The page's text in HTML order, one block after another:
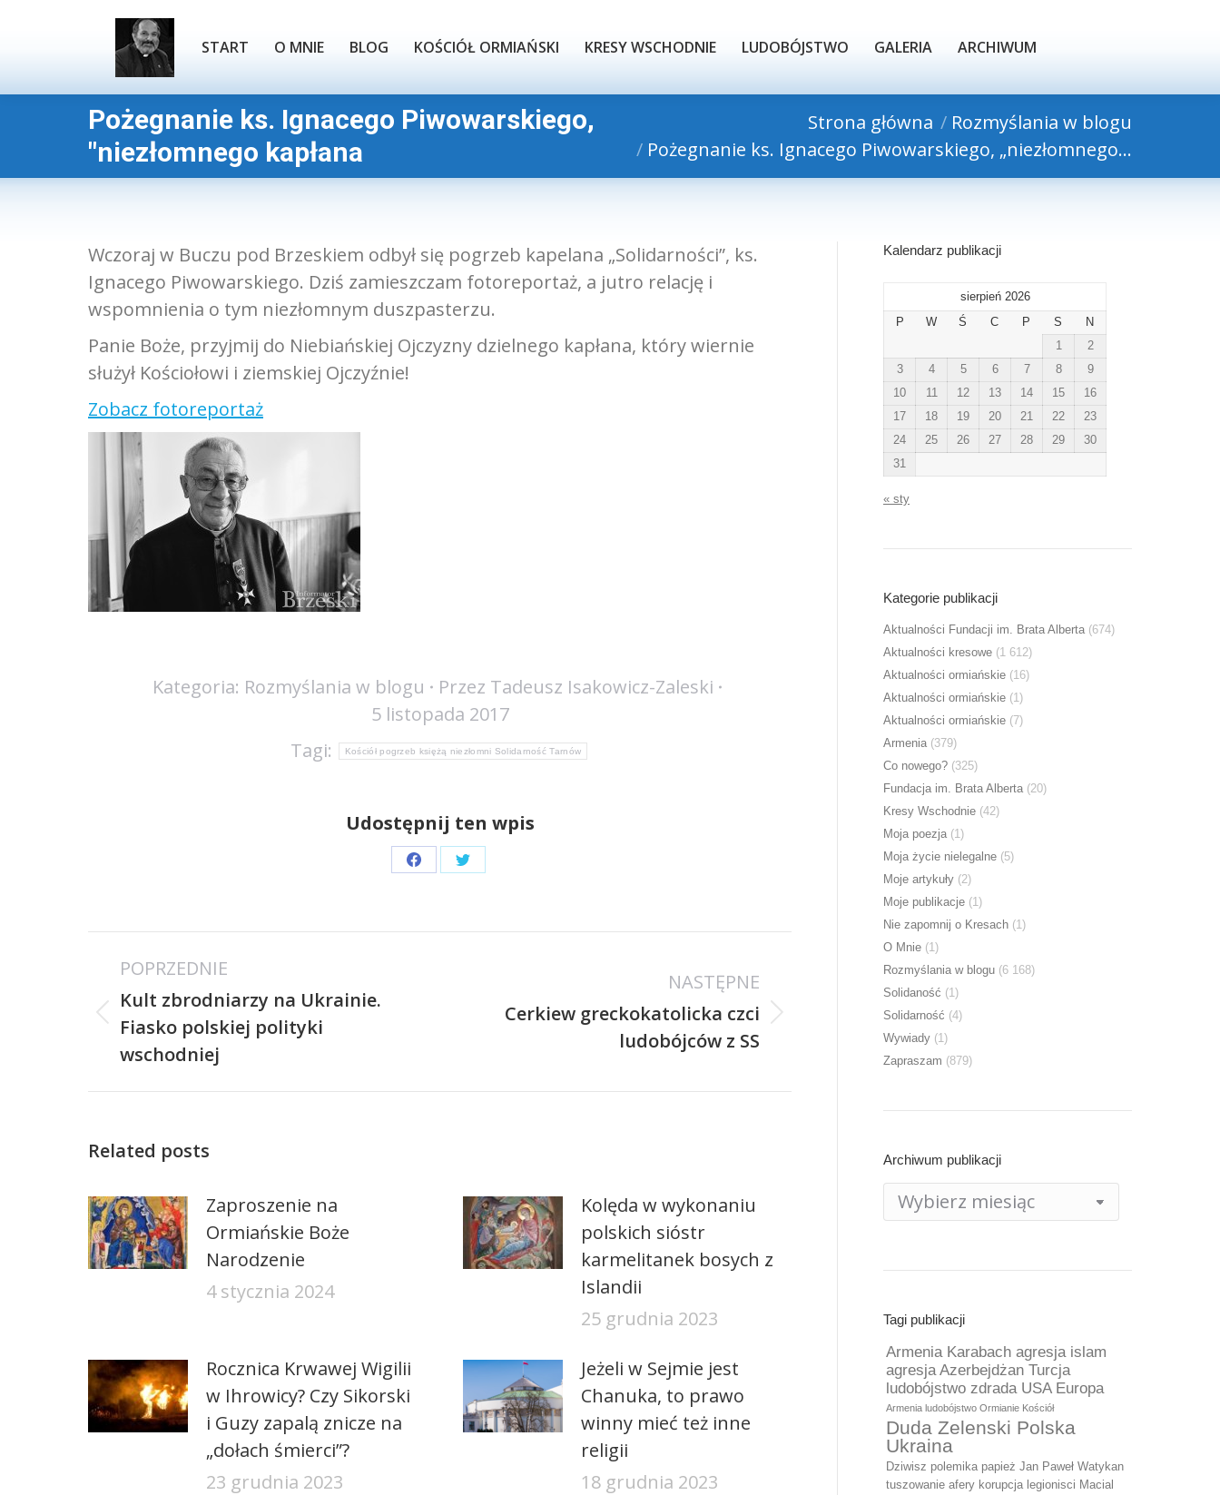
START O MNIE BLOG KOŚCIÓŁ ORMIAŃSKI KRESY WSCHODNIE LUDOBÓJSTWO GALERIA ARCHIWUM
Pożegnanie ks. Ignacego Piwowarskiego,
"niezłomnego kapłana
Jesteś tutaj:
Strona główna
Rozmyślania w blogu
Pożegnanie ks. Ignacego Piwowarskiego, „niezłomnego…
Wczoraj w Buczu pod Brzeskiem odbył się pogrzeb kapelana „Solidarności”, ks.
Ignacego Piwowarskiego. Dziś zamieszczam fotoreportaż, a jutro relację i
wspomnienia o tym niezłomnym duszpasterzu.
Panie Boże, przyjmij do Niebiańskiej Ojczyzny dzielnego kapłana, który wiernie
służył Kościołowi i ziemskiej Ojczyźnie!
Zobacz fotoreportaż
Kategoria: Rozmyślania w blogu Przez Tadeusz Isakowicz-Zaleski
5 listopada 2017
Tagi:
Kościół pogrzeb księżą niezłomni Solidarność Tarnów
Udostępnij ten wpis
Share
Facebook
Share
Twitter
wpisów
POPRZEDNIE
Poprzedni
wpis:
Kult zbrodniarzy na Ukrainie.
Fiasko polskiej polityki
wschodniej
NASTĘPNE
Następny
Cerkiew greckokatolicka czci
ludobójców z SS
Related posts
Zaproszenie na
Ormiańskie Boże
Narodzenie
4 stycznia 2024
Kolęda w wykonaniu
polskich sióstr
karmelitanek bosych z
Islandii
25 grudnia 2023
Rocznica Krwawej Wigilii
w Ihrowicy? Czy Sikorski
i Guzy zapalą znicze na
„dołach śmierci”?
23 grudnia 2023
Jeżeli w Sejmie jest
Chanuka, to prawo
winny mieć też inne
religii
18 grudnia 2023
Kalendarz publikacji
sierpień 2026
P
W Ś C P S
N
1
2
3
4 5 6 7 8
9
10
11 12 13 14 15
16
17
18 19 20 21 22
23
24
25 26 27 28 29
30
31
« sty
Kategorie publikacji
Aktualności Fundacji im. Brata Alberta (674)
Aktualności kresowe (1 612)
Aktualności ormiańskie (16)
Aktualności ormiańskie (1)
Aktualności ormiańskie (7)
Armenia (379)
Co nowego? (325)
Fundacja im. Brata Alberta (20)
Kresy Wschodnie (42)
Moja poezja (1)
Moja życie nielegalne (5)
Moje artykuły (2)
Moje publikacje (1)
Nie zapomnij o Kresach (1)
O Mnie (1)
Rozmyślania w blogu (6 168)
Solidaność (1)
Solidarność (4)
Wywiady (1)
Zapraszam (879)
Archiwum publikacji
publikacji
Tagi publikacji
Armenia Karabach agresja islam
agresja Azerbejdżan Turcja
ludobójstwo zdrada USA Europa
Armenia ludobójstwo Ormianie Kościół
Duda Zelenski Polska
Ukraina
Dziwisz polemika papież Jan Paweł Watykan
tuszowanie afery korupcja legionisci Macial